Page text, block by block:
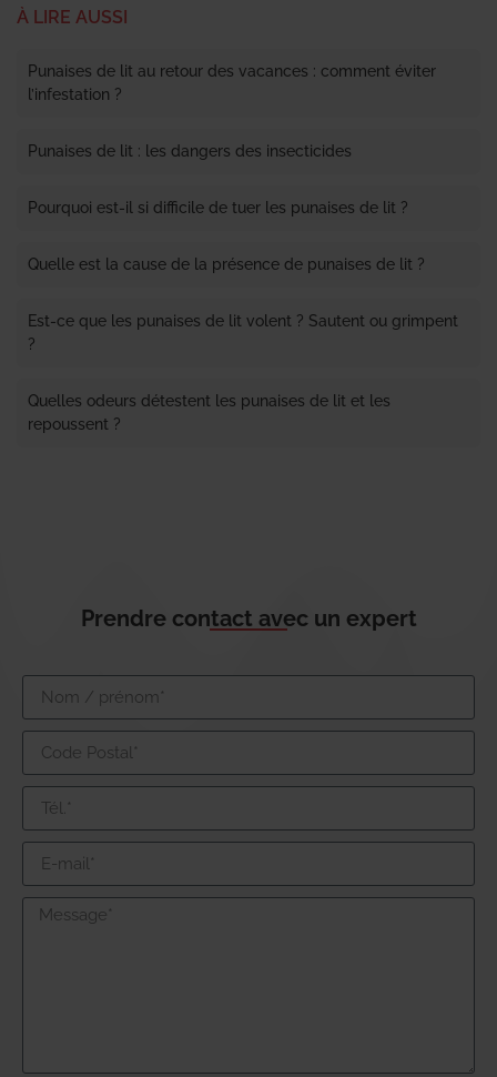
À LIRE AUSSI
Punaises de lit au retour des vacances : comment éviter
l’infestation ?
Punaises de lit : les dangers des insecticides
Pourquoi est-il si difficile de tuer les punaises de lit ?
Quelle est la cause de la présence de punaises de lit ?
Est-ce que les punaises de lit volent ? Sautent ou grimpent
?
Quelles odeurs détestent les punaises de lit et les
repoussent ?
Prendre contact avec un expert